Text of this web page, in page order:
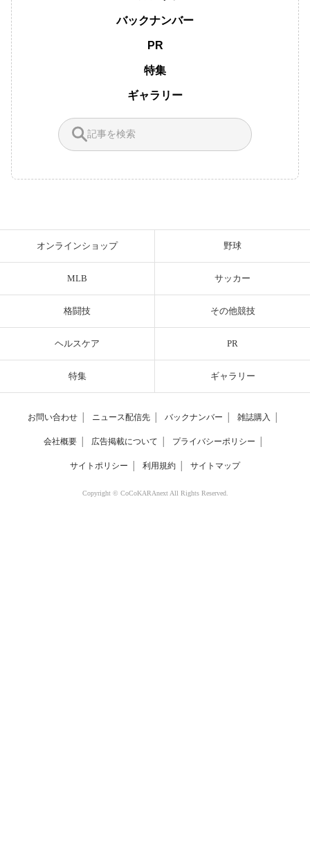
バックナンバー
PR
特集
ギャラリー
オンラインショップ 野球
MLB サッカー
格闘技 その他競技
ヘルスケア PR
特集 ギャラリー
お問い合わせ ニュース配信先 バックナンバー 雑誌購入
会社概要 広告掲載について プライバシーポリシー
サイトポリシー 利用規約 サイトマップ
Copyright © CoCoKARAnext All Rights Reserved.